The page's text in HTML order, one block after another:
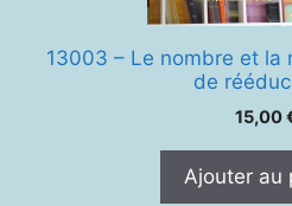
13003 – Le nombre et la
de
15,00
Ajouter au